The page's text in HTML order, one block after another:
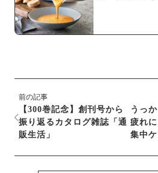
前の記事
【300巻記念】創刊号から
振り返るカタログ雑誌「通
販生活」
うっ
疲れ
集中